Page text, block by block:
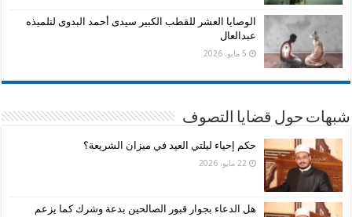
الوصايا العشر للقطب الكبير سيدى أحمد البدوى لتلميذه
عبدالعال
5 مايو، 2026
شبهات حول قضايا التصوف
حكم إحياء ليلتي العيد في ميزان الشريعة؟
22 مايو، 2026
هل الدعاء بجوار قبور الصالحين بدعة وشرك كما يزعم